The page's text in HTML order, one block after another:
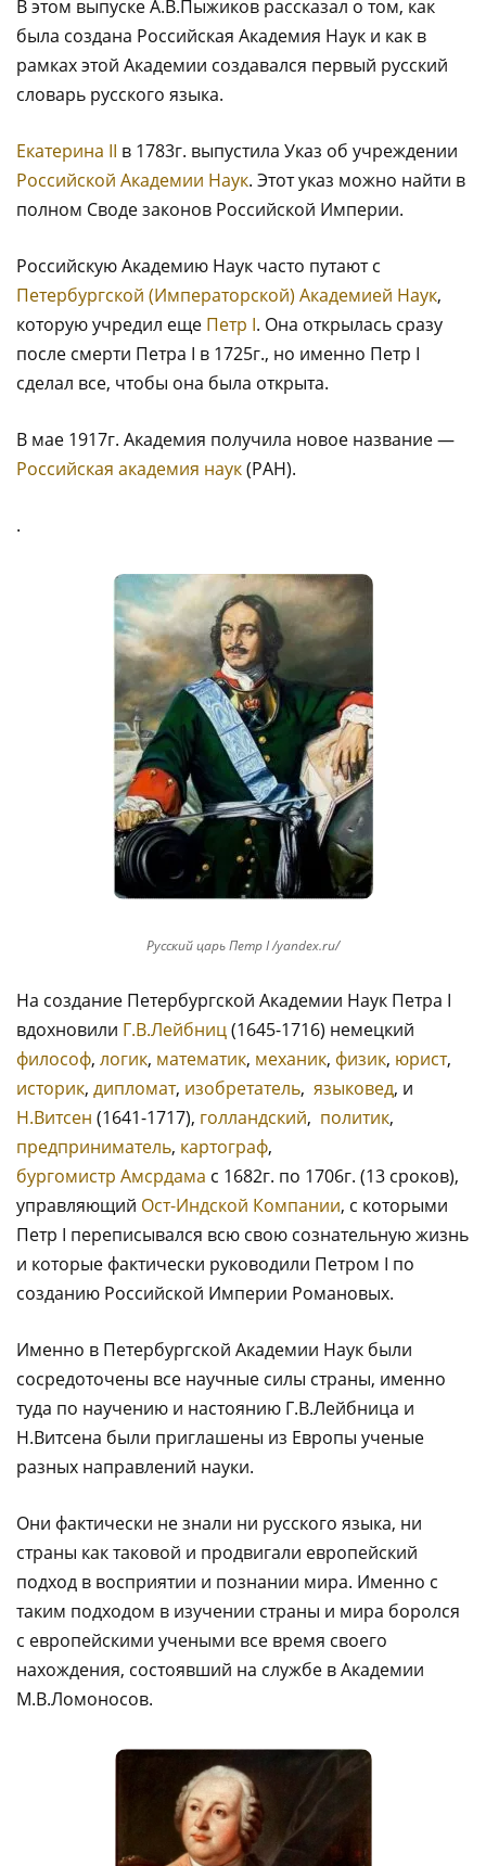
В этом выпуске А.В.Пыжиков рассказал о том, как
была создана Российская Академия Наук и как в
рамках этой Академии создавался первый русский
словарь русского языка.
Екатерина II в 1783г. выпустила Указ об учреждении
Российской Академии Наук. Этот указ можно найти в
полном Своде законов Российской Империи.
Российскую Академию Наук часто путают с
Петербургской (Императорской) Академией Наук,
которую учредил еще Петр I. Она открылась сразу
после смерти Петра I в 1725г., но именно Петр I
сделал все, чтобы она была открыта.
В мае 1917г. Академия получила новое название —
Российская академия наук(РАН).
.
Русский царь Петр I /yandex.ru/
На создание Петербургской Академии Наук Петра I
вдохновили Г.В.Лейбниц(1645-1716) немецкий
философ, логик, математик, механик, физик, юрист,
историк, дипломат, изобретатель, языковед, и
Н.Витсен (1641-1717), голландский, политик,
предприниматель, картограф,
бургомистр Амсрдама с 1682г. по 1706г. (13 сроков),
управляющий Ост-Индской Компании, с которыми
Петр I переписывался всю свою сознательную жизнь
и которые фактически руководили Петром I по
созданию Российской Империи Романовых.
Именно в Петербургской Академии Наук были
сосредоточены все научные силы страны, именно
туда по научению и настоянию Г.В.Лейбница и
Н.Витсена были приглашены из Европы ученые
разных направлений науки.
Они фактически не знали ни русского языка, ни
страны как таковой и продвигали европейский
подход в восприятии и познании мира. Именно с
таким подходом в изучении страны и мира боролся
с европейскими учеными все время своего
нахождения, состоявший на службе в Академии
М.В.Ломоносов.